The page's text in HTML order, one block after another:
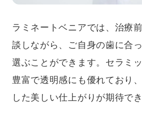
ラミネートベニアでは、治療
談しながら、ご自身の歯に合
選ぶことができます。セラミ
豊富で透明感にも優れており
した美しい仕上がりが期待でき